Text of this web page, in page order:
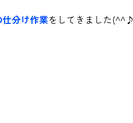
分け作業をしてきました(^^♪